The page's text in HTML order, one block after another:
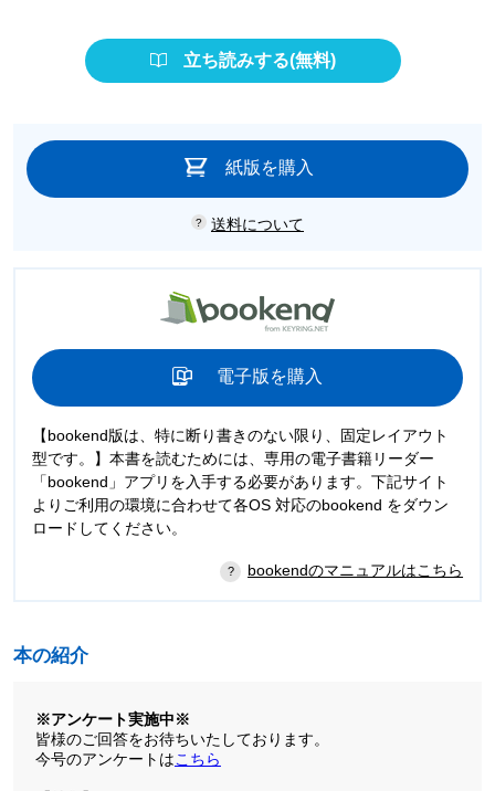
立ち読みする(無料)
紙版を購入
送料について
電子版を購入
【bookend版は、特に断り書きのない限り、固定レイアウト
型です。】本書を読むためには、専用の電子書籍リーダー
「bookend」アプリを入手する必要があります。下記サイト
よりご利用の環境に合わせて各OS 対応のbookend をダウン
ロードしてください。
bookendのマニュアルはこちら
本の紹介
※アンケート実施中※
皆様のご回答をお待ちいたしております。
今号のアンケートはこちら